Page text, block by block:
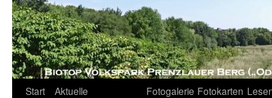
Start
Aktuelle
Fotogalerie Fotokarten